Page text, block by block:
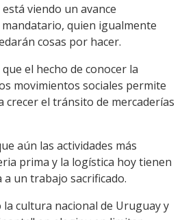
viendo un avance
quien igualmente
cosas por hacer.
el hecho de conocer la
movimientos sociales permite
crecer el tránsito de mercaderías
aún las actividades más
prima y la logística hoy tienen
un trabajo sacrificado.
cultura nacional de Uruguay y